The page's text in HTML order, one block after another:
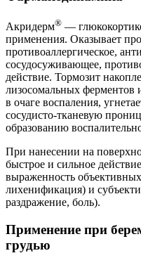
Акридерм® —
применения. Оказывает
противоаллергическое,
сосудосуживающее,
действие. Тормозит
лизосомальных ферментов
в очаге воспаления,
сосудисто-тканевую
образованию
При нанесении на
быстрое и сильное
выраженность
лихенификация) и
раздражение, боль).
Применение при
грудью